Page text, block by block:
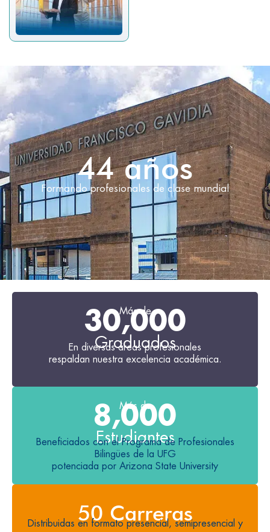
Formando profesionales de clase mundial
44 años
Más de
Graduados
30,000
En diversas áreas profesionales
respaldan nuestra excelencia académica.
Más de
Estudiantes
8,000
Beneficiados con el Programa de Profesionales
Bilingües de la UFG
potenciada por Arizona State University
50 Carreras
Distribuidas en formato presencial, semipresencial y